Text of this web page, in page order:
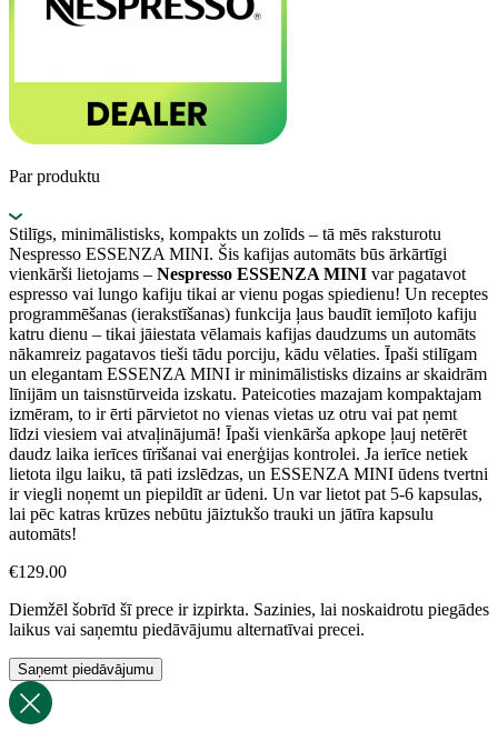
Par produktu
Stilīgs, minimālistisks, kompakts un zolīds – tā mēs raksturotu
Nespresso ESSENZA MINI. Šis kafijas automāts būs ārkārtīgi
vienkārši lietojams – Nespresso ESSENZA MINI var pagatavot
espresso vai lungo kafiju tikai ar vienu pogas spiedienu! Un receptes
programmēšanas (ierakstīšanas) funkcija ļaus baudīt iemīļoto kafiju
katru dienu – tikai jāiestata vēlamais kafijas daudzums un automāts
nākamreiz pagatavos tieši tādu porciju, kādu vēlaties. Īpaši stilīgam
un elegantam ESSENZA MINI ir minimālistisks dizains ar skaidrām
līnijām un taisnstūrveida izskatu. Pateicoties mazajam kompaktajam
izmēram, to ir ērti pārvietot no vienas vietas uz otru vai pat ņemt
līdzi viesiem vai atvaļinājumā! Īpaši vienkārša apkope ļauj netērēt
daudz laika ierīces tīrīšanai vai enerģijas kontrolei. Ja ierīce netiek
lietota ilgu laiku, tā pati izslēdzas, un ESSENZA MINI ūdens tvertni
ir viegli noņemt un piepildīt ar ūdeni. Un var lietot pat 5-6 kapsulas,
lai pēc katras krūzes nebūtu jāiztukšo trauki un jātīra kapsulu
automāts!
€129.00
Diemžēl šobrīd šī prece ir izpirkta. Sazinies, lai noskaidrotu piegādes
laikus vai saņemtu piedāvājumu alternatīvai precei.
Saņemt piedāvājumu